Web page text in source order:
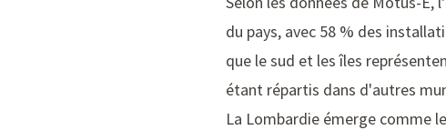
du pays, avec 58 % des
que le sud et les îles
étant répartis dans d'autres
La Lombardie émerge comme